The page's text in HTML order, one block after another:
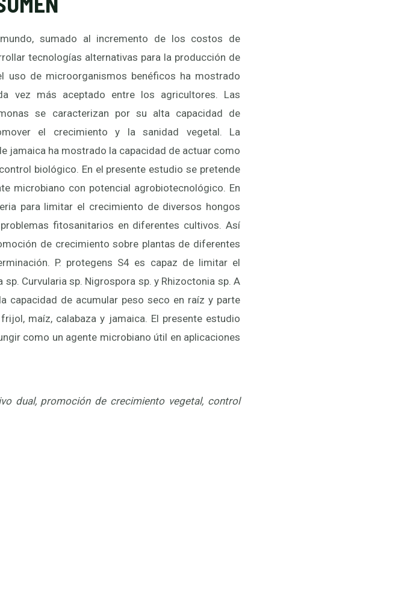
sumado al incremento de los costos de
tecnologías alternativas para la producción de
uso de microorganismos benéficos ha mostrado
vez más aceptado entre los agricultores. Las
se caracterizan por su alta capacidad de
el crecimiento y la sanidad vegetal. La
jamaica ha mostrado la capacidad de actuar como
biológico. En el presente estudio se pretende
microbiano con potencial agrobiotecnológico. En
para limitar el crecimiento de diversos hongos
fitosanitarios en diferentes cultivos. Así
de crecimiento sobre plantas de diferentes
P. protegens S4 es capaz de limitar el
Curvularia sp. Nigrospora sp. y Rhizoctonia sp. A
capacidad de acumular peso seco en raíz y parte
maíz, calabaza y jamaica. El presente estudio
como un agente microbiano útil en aplicaciones
dual, promoción de crecimiento vegetal, control